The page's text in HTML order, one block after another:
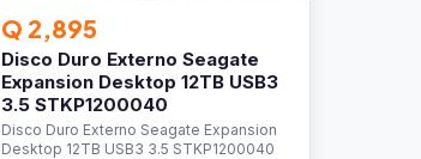
Q 2,895
Disco Duro Externo Seagate
Expansion Desktop 12TB USB3
3.5 STKP1200040
Disco Duro Externo Seagate Expansion
Desktop 12TB USB3 3.5 STKP1200040